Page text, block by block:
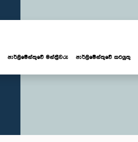
පාර්ලි‌මේන්තුවේ මන්ත්‍රීවරු පාර්ලිමේන්තුවේ කටයුතු